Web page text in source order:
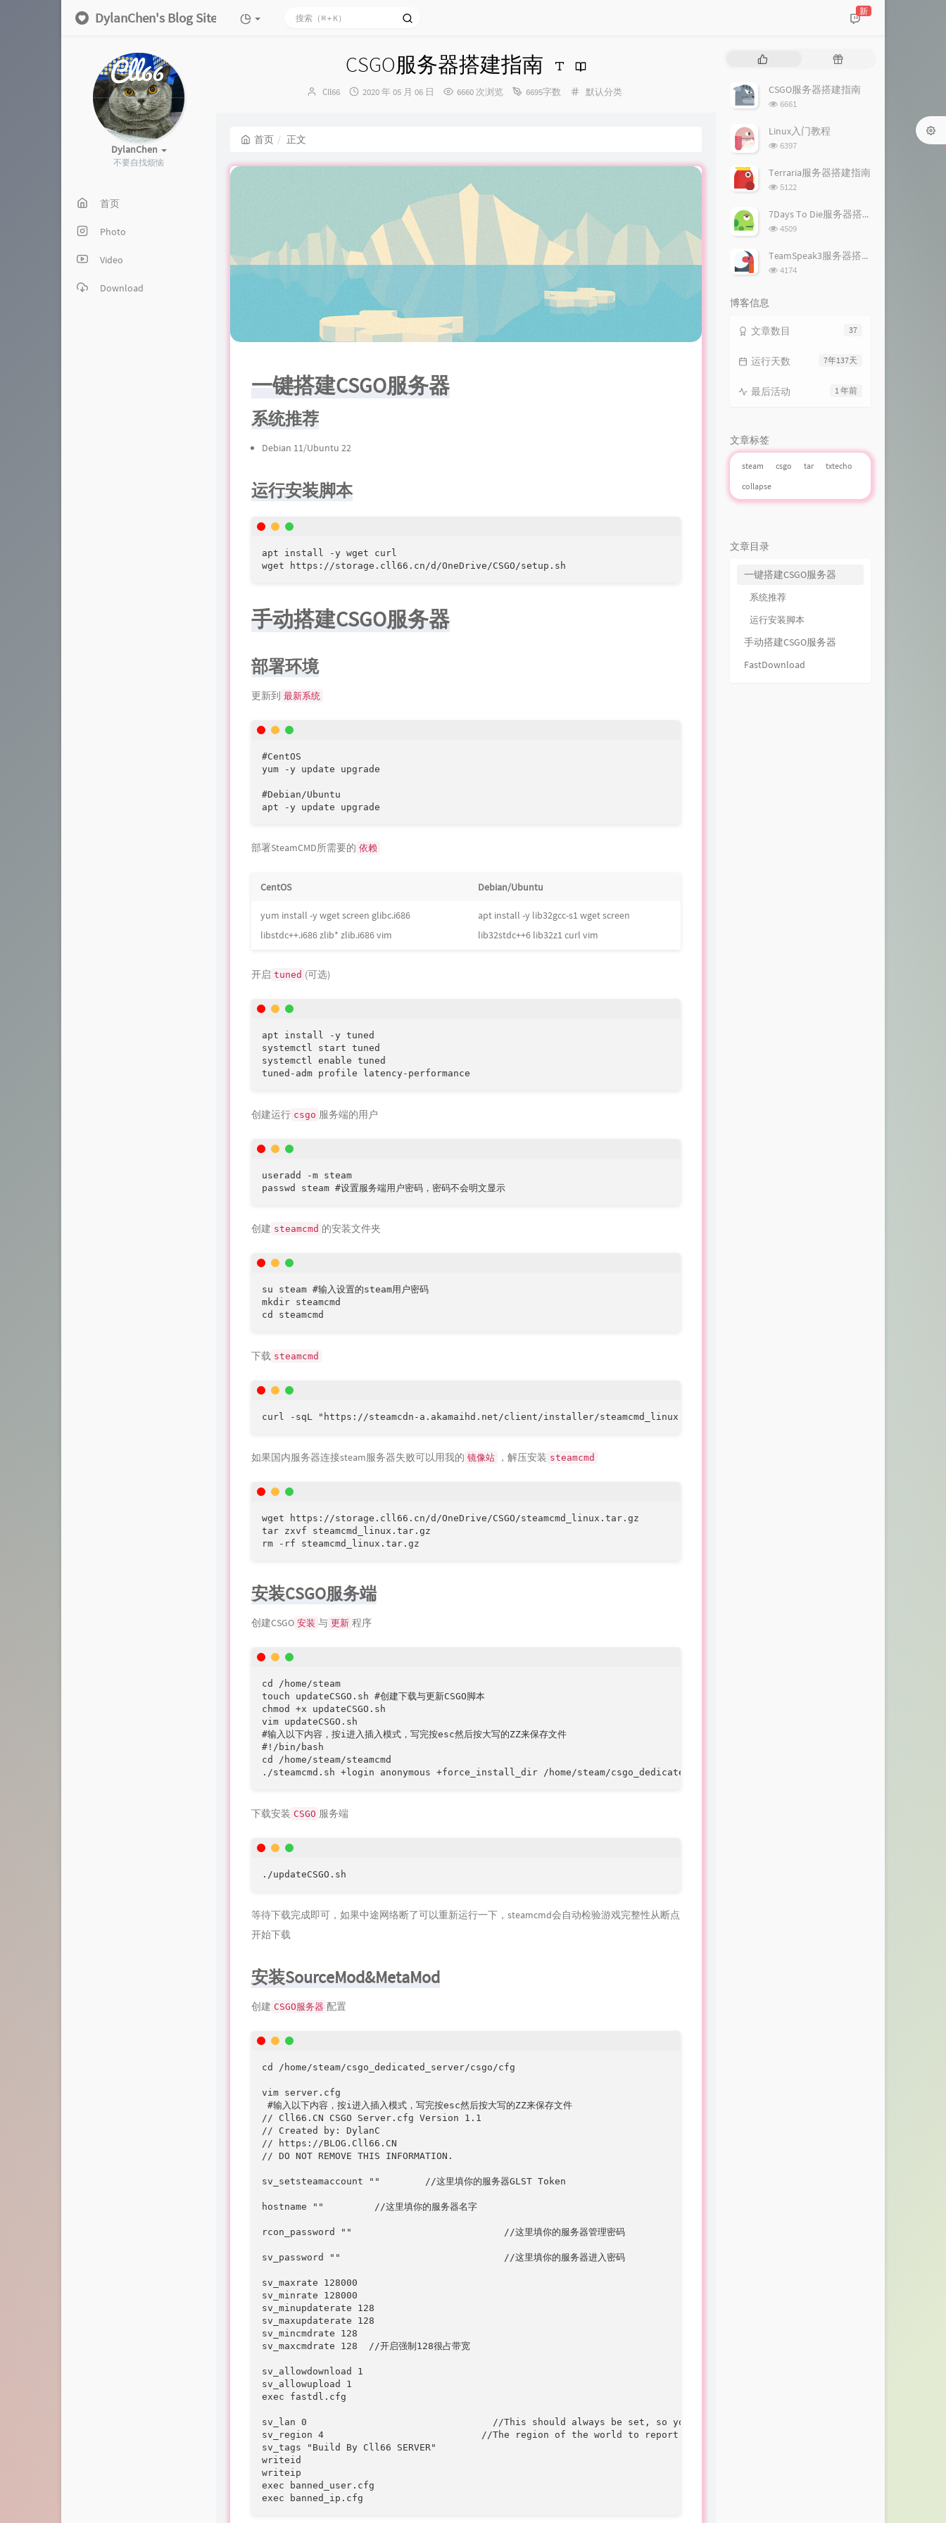
DylanChen's Blog Site 新
DylanChen
不要自找烦恼
首页
Photo
Video
Download
CSGO服务器搭建指南
博
Cll66
发
2020 年 05 月 06 日 6660 次浏览 6695字数
分
默认分类
首页 正文
一键搭建CSGO服务器
系统推荐
Debian 11/Ubuntu 22
运行安装脚本
apt install -y wget curl
wget https://storage.cll66.cn/d/OneDrive/CSGO/setup.sh
手动搭建CSGO服务器
部署环境
更新到 最新系统
#CentOS
yum -y update upgrade
#Debian/Ubuntu
apt -y update upgrade
部署SteamCMD所需要的 依赖
CentOS Debian/Ubuntu
yum install -y wget screen glibc.i686
libstdc++.i686 zlib* zlib.i686 vim
apt install -y lib32gcc-s1 wget screen
lib32stdc++6 lib32z1 curl vim
开启 tuned (可选)
apt install -y tuned
systemctl start tuned
systemctl enable tuned
tuned-adm profile latency-performance
创建运行 csgo 服务端的用户
useradd -m steam
passwd steam #设置服务端用户密码，密码不会明文显示
创建 steamcmd 的安装文件夹
su steam #输入设置的steam用户密码
mkdir steamcmd
cd steamcmd
下载 steamcmd
curl -sqL "https://steamcdn-a.akamaihd.net/client/installer/steamcmd_linux.tar.gz" | tar zxvf -
如果国内服务器连接steam服务器失败可以用我的 镜像站 ，解压安装 steamcmd
wget https://storage.cll66.cn/d/OneDrive/CSGO/steamcmd_linux.tar.gz
tar zxvf steamcmd_linux.tar.gz
rm -rf steamcmd_linux.tar.gz
安装CSGO服务端
创建CSGO 安装 与 更新 程序
cd /home/steam
touch updateCSGO.sh #创建下载与更新CSGO脚本
chmod +x updateCSGO.sh
vim updateCSGO.sh
#输入以下内容，按i进入插入模式，写完按esc然后按大写的ZZ来保存文件
#!/bin/bash
cd /home/steam/steamcmd
./steamcmd.sh +login anonymous +force_install_dir /home/steam/csgo_dedicated_server +app_update 740 validate +quit
下载安装 CSGO 服务端
./updateCSGO.sh
等待下载完成即可，如果中途网络断了可以重新运行一下，steamcmd会自动检验游戏完整性从断点
开始下载
安装SourceMod&MetaMod
创建 CSGO服务器 配置
cd /home/steam/csgo_dedicated_server/csgo/cfg
vim server.cfg
#输入以下内容，按i进入插入模式，写完按esc然后按大写的ZZ来保存文件
// Cll66.CN CSGO Server.cfg Version 1.1
// Created by: DylanC
// https://BLOG.Cll66.CN
// DO NOT REMOVE THIS INFORMATION.
sv_setsteamaccount ""        //这里填你的服务器GLST Token
hostname ""         //这里填你的服务器名字
rcon_password ""                           //这里填你的服务器管理密码
sv_password ""                             //这里填你的服务器进入密码
sv_maxrate 128000
sv_minrate 128000
sv_minupdaterate 128
sv_maxupdaterate 128
sv_mincmdrate 128
sv_maxcmdrate 128  //开启强制128很占带宽
sv_allowdownload 1
sv_allowupload 1
exec fastdl.cfg
sv_lan 0                                 //This should always be set, so you know it's not on
sv_region 4                            //The region of the world to report this server in.
sv_tags "Build By Cll66 SERVER"
writeid
writeip
exec banned_user.cfg
exec banned_ip.cfg
文
章
随
文
CSGO服务器搭建指南
浏
次
6661
Linux入门教程
浏
次
6397
Terraria服务器搭建指南
浏
次
数:
5122
7Days To Die服务器搭建指南
浏
次
4509
TeamSpeak3服务器搭建指南
浏
4174
博客信息
37
文章数目
7年137天
运行天数
1 年前
最后活动
文章标签
steam csgo tar
txtecho
collapse
文章目录
一键搭建CSGO服务器
系统推荐
运行安装脚本
手动搭建CSGO服务器
FastDownload